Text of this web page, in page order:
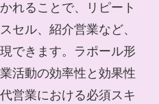
れることで、リピート
セル、紹介営業など、
できます。ラポール形
活動の効率性と効果性
営業における必須スキ